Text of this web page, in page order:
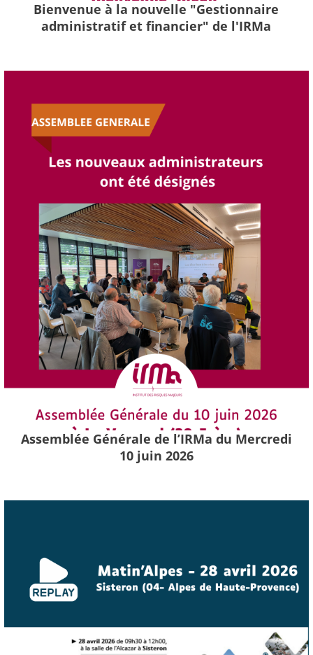
Bienvenue à la nouvelle "Gestionnaire
administratif et financier" de l'IRMa
Assemblée Générale de l’IRMa du Mercredi
10 juin 2026